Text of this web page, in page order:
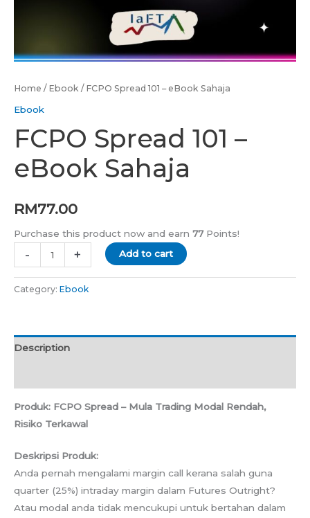
Home / Ebook / FCPO Spread 101 – eBook Sahaja
Ebook
FCPO Spread 101 –
eBook Sahaja
RM77.00
Purchase this product now and earn 77Points!
- + Add to cart
Category: Ebook
Description
Produk: FCPO Spread – Mula Trading Modal Rendah,
Risiko Terkawal
Deskripsi Produk:
Anda pernah mengalami margin call kerana salah guna
quarter (25%) intraday margin dalam Futures Outright?
Atau modal anda tidak mencukupi untuk bertahan dalam